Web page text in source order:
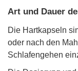
Art und Dauer
Die Hartkapseln
oder nach den
Schlafengehen